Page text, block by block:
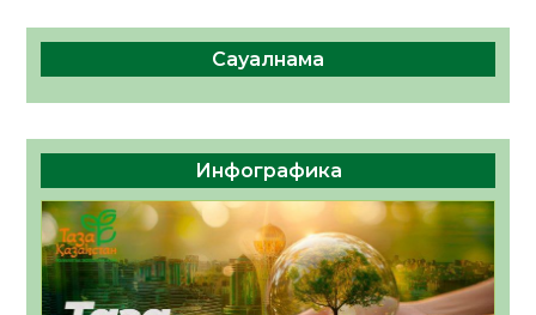
Сауалнама
Инфографика